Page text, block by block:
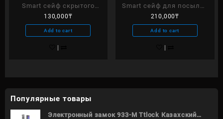
Smart сейф скрытого
типа 480 х 400 х 150
130,000₸
Add to cart
Smart сейф для посылок
TTlock
210,000₸
Add to cart
Популярные товары
Электронный замок 933-M Ttlock Казахский